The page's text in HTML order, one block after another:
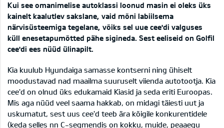
Kui see omanimelise autoklassi loonud masin ei oleks üks
kainelt kaalutlev sakslane, vaid mõni labiilsema
närvisüsteemiga tegelane, võiks sel uue cee'di valguses
küll enesetapumõtted pähe sigineda. Sest eeliseid on Golfil
cee'di ees nüüd ülinapilt.
Kia kuulub Hyundaiga samasse kontserni ning ühiselt
moodustavad nad maailma suuruselt viienda autotootja. Kia
cee'd on olnud üks edukamaid Kiasid ja seda eriti Euroopas.
Mis aga nüüd veel saama hakkab, on midagi täiesti uut ja
uskumatut, sest uus cee'd teeb ära kõigile konkurentidele
(keda selles nn C-segmendis on kokku, muide, peaaegu